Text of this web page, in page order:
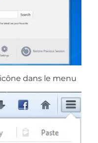
icône dans le menu